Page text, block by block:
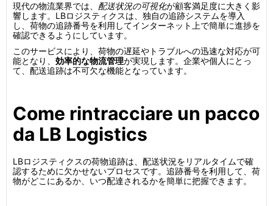
現代の物流業界では、 配送状況の可視化が顧客満足度に大きく影
響します。LBロジスティクスは、独自の追跡システムを導入
し、荷物の追跡番号を利用してインターネット上で簡単に進捗を
確認できるようにしています。
このサービスにより、荷物の遅延やトラブルへの迅速な対応が可
能となり、 効率的な物流管理が実現します。企業や個人にとっ
て、配送追跡は不可欠な機能となっています。
Come rintracciare un pacco
da LB Logistics
LBロジスティクスの荷物追跡は、配送状況をリアルタイムで確
認するために欠かせないプロセスです。追跡番号を利用して、荷
物がどこにあるか、いつ配達されるかを簡単に把握できます。